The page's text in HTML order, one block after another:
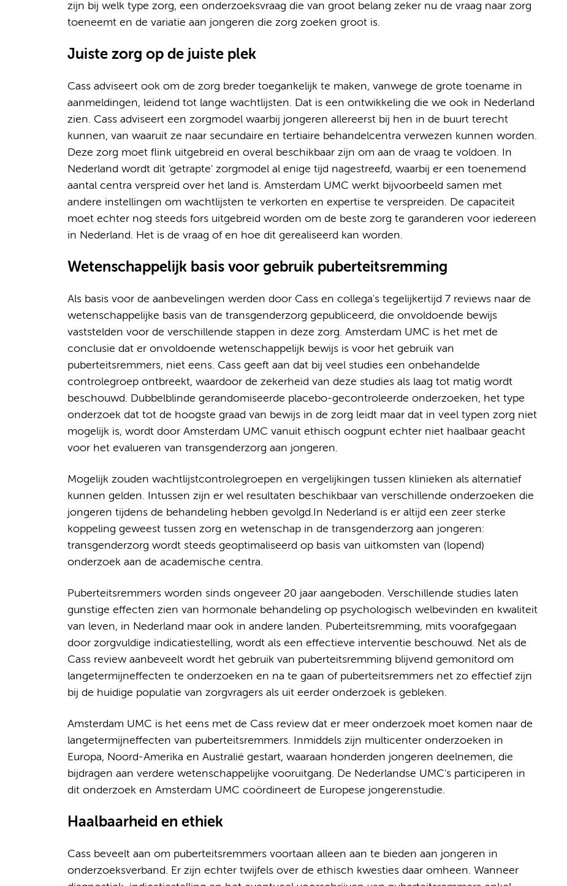
zijn bij welk type zorg, een onderzoeksvraag die van groot belang zeker nu de vraag naar zorg
toeneemt en de variatie aan jongeren die zorg zoeken groot is.
Juiste zorg op de juiste plek
Cass adviseert ook om de zorg breder toegankelijk te maken, vanwege de grote toename in
aanmeldingen, leidend tot lange wachtlijsten. Dat is een ontwikkeling die we ook in Nederland
zien. Cass adviseert een zorgmodel waarbij jongeren allereerst bij hen in de buurt terecht
kunnen, van waaruit ze naar secundaire en tertiaire behandelcentra verwezen kunnen worden.
Deze zorg moet flink uitgebreid en overal beschikbaar zijn om aan de vraag te voldoen. In
Nederland wordt dit 'getrapte' zorgmodel al enige tijd nagestreefd, waarbij er een toenemend
aantal centra verspreid over het land is. Amsterdam UMC werkt bijvoorbeeld samen met
andere instellingen om wachtlijsten te verkorten en expertise te verspreiden. De capaciteit
moet echter nog steeds fors uitgebreid worden om de beste zorg te garanderen voor iedereen
in Nederland. Het is de vraag of en hoe dit gerealiseerd kan worden.
Wetenschappelijk basis voor gebruik puberteitsremming
Als basis voor de aanbevelingen werden door Cass en collega's tegelijkertijd 7 reviews naar de
wetenschappelijke basis van de transgenderzorg gepubliceerd, die onvoldoende bewijs
vaststelden voor de verschillende stappen in deze zorg. Amsterdam UMC is het met de
conclusie dat er onvoldoende wetenschappelijk bewijs is voor het gebruik van
puberteitsremmers, niet eens. Cass geeft aan dat bij veel studies een onbehandelde
controlegroep ontbreekt, waardoor de zekerheid van deze studies als laag tot matig wordt
beschouwd. Dubbelblinde gerandomiseerde placebo-gecontroleerde onderzoeken, het type
onderzoek dat tot de hoogste graad van bewijs in de zorg leidt maar dat in veel typen zorg niet
mogelijk is, wordt door Amsterdam UMC vanuit ethisch oogpunt echter niet haalbaar geacht
voor het evalueren van transgenderzorg aan jongeren.
Mogelijk zouden wachtlijstcontrolegroepen en vergelijkingen tussen klinieken als alternatief
kunnen gelden. Intussen zijn er wel resultaten beschikbaar van verschillende onderzoeken die
jongeren tijdens de behandeling hebben gevolgd.In Nederland is er altijd een zeer sterke
koppeling geweest tussen zorg en wetenschap in de transgenderzorg aan jongeren:
transgenderzorg wordt steeds geoptimaliseerd op basis van uitkomsten van (lopend)
onderzoek aan de academische centra.
Puberteitsremmers worden sinds ongeveer 20 jaar aangeboden. Verschillende studies laten
gunstige effecten zien van hormonale behandeling op psychologisch welbevinden en kwaliteit
van leven, in Nederland maar ook in andere landen. Puberteitsremming, mits voorafgegaan
door zorgvuldige indicatiestelling, wordt als een effectieve interventie beschouwd. Net als de
Cass review aanbeveelt wordt het gebruik van puberteitsremming blijvend gemonitord om
langetermijneffecten te onderzoeken en na te gaan of puberteitsremmers net zo effectief zijn
bij de huidige populatie van zorgvragers als uit eerder onderzoek is gebleken.
Amsterdam UMC is het eens met de Cass review dat er meer onderzoek moet komen naar de
langetermijneffecten van puberteitsremmers. Inmiddels zijn multicenter onderzoeken in
Europa, Noord-Amerika en Australië gestart, waaraan honderden jongeren deelnemen, die
bijdragen aan verdere wetenschappelijke vooruitgang. De Nederlandse UMC's participeren in
dit onderzoek en Amsterdam UMC coördineert de Europese jongerenstudie.
Haalbaarheid en ethiek
Cass beveelt aan om puberteitsremmers voortaan alleen aan te bieden aan jongeren in
onderzoeksverband. Er zijn echter twijfels over de ethisch kwesties daar omheen. Wanneer